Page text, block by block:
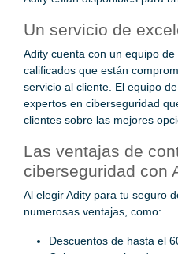
Un servicio de
Adity cuenta con un equipo
calificados que están
servicio al cliente. El equipo
expertos en ciberseguridad
clientes sobre las mejores
Las ventajas de
ciberseguridad con
Al elegir Adity para tu seguro
numerosas ventajas, como:
Descuentos de hasta el